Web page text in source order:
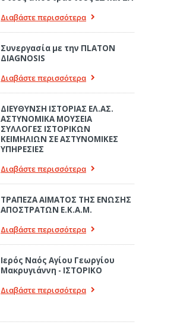
Διαβάστε περισσότερα
Συνεργασία με την ΠLATON
ΔIAGNOSIS
Διαβάστε περισσότερα
ΔΙΕΥΘΥΝΣΗ ΙΣΤΟΡΙΑΣ ΕΛ.ΑΣ.
ΑΣΤΥΝΟΜΙΚΑ ΜΟΥΣΕΙΑ
ΣΥΛΛΟΓΕΣ ΙΣΤΟΡΙΚΩΝ
ΚΕΙΜΗΛΙΩΝ ΣΕ ΑΣΤΥΝΟΜΙΚΕΣ
ΥΠΗΡΕΣΙΕΣ
Διαβάστε περισσότερα
ΤΡΑΠΕΖΑ ΑΙΜΑΤΟΣ ΤΗΣ ΕΝΩΣΗΣ
ΑΠΟΣΤΡΑΤΩΝ Ε.Κ.Α.Μ.
Διαβάστε περισσότερα
Ιερός Ναός Αγίου Γεωργίου
Μακρυγιάννη - ΙΣΤΟΡΙΚΟ
Διαβάστε περισσότερα